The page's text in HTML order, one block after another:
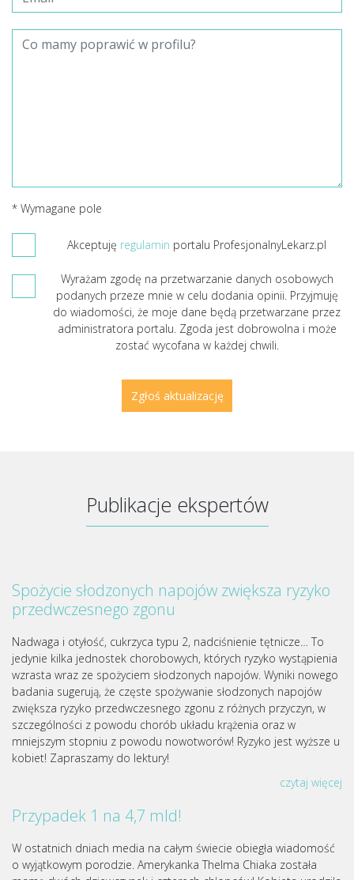
* Wymagane pole
Akceptuję regulamin portalu ProfesjonalnyLekarz.pl
Wyrażam zgodę na przetwarzanie danych osobowych
podanych przeze mnie w celu dodania opinii. Przyjmuję
do wiadomości, że moje dane będą przetwarzane przez
administratora portalu. Zgoda jest dobrowolna i może
zostać wycofana w każdej chwili.
Publikacje ekspertów
Spożycie słodzonych napojów zwiększa ryzyko
przedwczesnego zgonu
Nadwaga i otyłość, cukrzyca typu 2, nadciśnienie tętnicze… To
jedynie kilka jednostek chorobowych, których ryzyko wystąpienia
wzrasta wraz ze spożyciem słodzonych napojów. Wyniki nowego
badania sugerują, że częste spożywanie słodzonych napojów
zwiększa ryzyko przedwczesnego zgonu z różnych przyczyn, w
szczególności z powodu chorób układu krążenia oraz w
mniejszym stopniu z powodu nowotworów! Ryzyko jest wyższe u
kobiet! Zapraszamy do lektury!
czytaj więcej
Przypadek 1 na 4,7 mld!
W ostatnich dniach media na całym świecie obiegła wiadomość
o wyjątkowym porodzie. Amerykanka Thelma Chiaka została